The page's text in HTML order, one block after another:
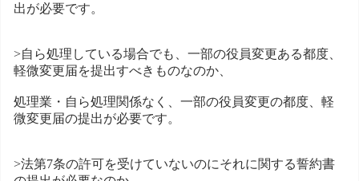
出が必要です。
>自ら処理している場合でも、一部の役員変更ある都度、
軽微変更届を提出すべきものなのか、
処理業・自ら処理関係なく、一部の役員変更の都度、軽
微変更届の提出が必要です。
>法第7条の許可を受けていないのにそれに関する誓約書